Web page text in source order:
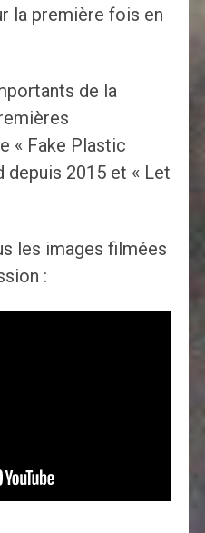
la première fois en
de la
« Fake Plastic
depuis 2015 et « Let
les images filmées
: